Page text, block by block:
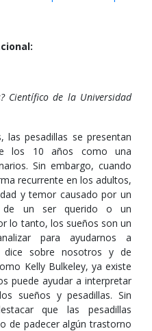
Científico de la Universidad
pesadillas se presentan
los 10 años como una
Sin embargo, cuando
recurrente en los adultos,
y temor causado por un
de un ser querido o un
lo tanto, los sueños son un
para ayudarnos a
sobre nosotros y de
Kelly Bulkeley, ya existe
puede ayudar a interpretar
sueños y pesadillas. Sin
que las pesadillas
de padecer algún trastorno